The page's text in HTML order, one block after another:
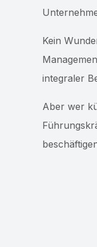
Kein
integraler
Aber wer